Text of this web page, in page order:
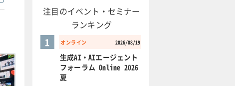
注目のイベント・セミナー
ランキング
オンライン 2026/08/19
1
生成AI・AIエージェント
フォーラム Online 2026
夏